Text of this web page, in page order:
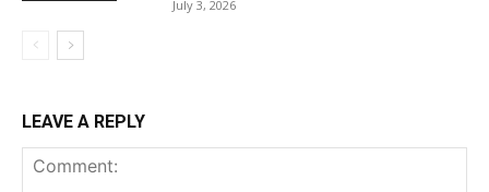
July 3, 2026
LEAVE A REPLY